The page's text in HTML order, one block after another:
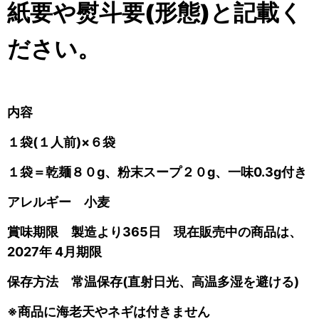
紙要や熨斗要(形態)と記載く
ださい。
内容
１袋(１人前)×６袋
１袋＝乾麺８０g、粉末スープ２０g、一味0.3g付き
アレルギー 小麦
賞味期限 製造より365日 現在販売中の商品は、
2027年 4月期限
保存方法 常温保存(直射日光、高温多湿を避ける)
※商品に海老天やネギは付きません